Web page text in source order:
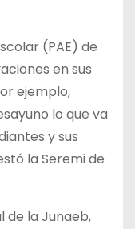
(PAE) de
en sus
ejemplo,
lo que va
y sus
la Seremi de
de la Junaeb,